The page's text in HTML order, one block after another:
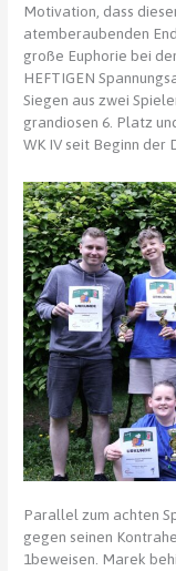
Motivation, dass
atemberaubenden
große Euphorie bei
HEFTIGEN
Siegen aus zwei
grandiosen 6. Platz
WK IV seit Beginn der
Parallel zum achten
gegen seinen
1beweisen. Marek